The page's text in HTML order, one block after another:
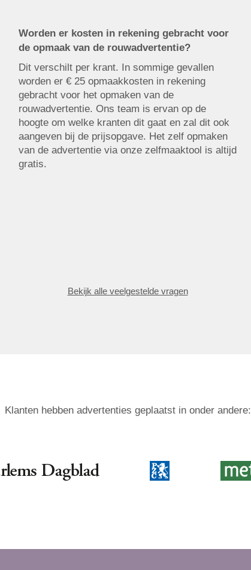
Worden er kosten in rekening gebracht voor
de opmaak van de rouwadvertentie?
Dit verschilt per krant. In sommige gevallen
worden er € 25 opmaakkosten in rekening
gebracht voor het opmaken van de
rouwadvertentie. Ons team is ervan op de
hoogte om welke kranten dit gaat en zal dit ook
aangeven bij de prijsopgave. Het zelf opmaken
van de advertentie via onze zelfmaaktool is altijd
gratis.
Bekijk alle veelgestelde vragen
Klanten hebben advertenties geplaatst in onder andere: